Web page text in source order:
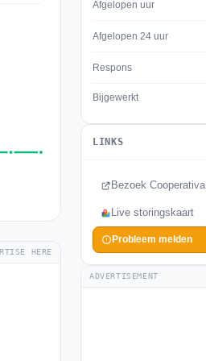
HERE
Afgelopen uur
Afgelopen 24 uur
Respons
Bijgewerkt
LINKS
Bezoek Cooperativa
Live storingskaart
Probleem melden
ADVERTISEMENT